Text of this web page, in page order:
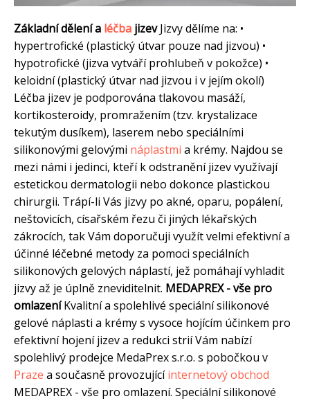
Základní dělení a léčba jizevJizvy dělíme na: •
hypertrofické (plastický útvar pouze nad jizvou) •
hypotrofické (jizva vytváří prohlubeň v pokožce) •
keloidní (plastický útvar nad jizvou i v jejím okolí)
Léčba jizev je podporována tlakovou masáží,
kortikosteroidy, promražením (tzv. krystalizace
tekutým dusíkem), laserem nebo speciálními
silikonovými gelovými náplastmi a krémy. Najdou se
mezi námi i jedinci, kteří k odstranění jizev využívají
estetickou dermatologii nebo dokonce plastickou
chirurgii. Trápí-li Vás jizvy po akné, oparu, popálení,
neštovicích, císařském řezu či jiných lékařských
zákrocích, tak Vám doporučuji využít velmi efektivní a
účinné léčebné metody za pomoci speciálních
silikonových gelových náplastí, jež pomáhají vyhladit
jizvy až je úplně zneviditelnit. MEDAPREX - vše pro
omlazeníKvalitní a spolehlivé speciální silikonové
gelové náplasti a krémy s vysoce hojícím účinkem pro
efektivní hojení jizev a redukci strií Vám nabízí
spolehlivý prodejce MedaPrex s.r.o. s pobočkou v
Praze a současně provozujícíinternetový obchod
MEDAPREX - vše pro omlazení. Speciální silikonové